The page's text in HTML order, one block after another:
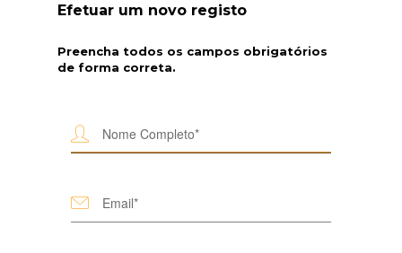
Efetuar um novo registo
Preencha todos os campos obrigatórios
de forma correta.